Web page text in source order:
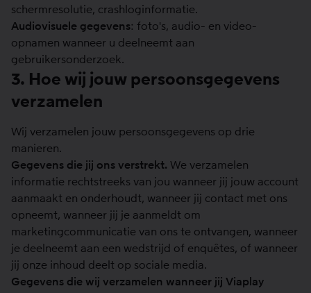
schermresolutie, crashloginformatie.
Audiovisuele gegevens: foto's, audio- en video-
opnamen wanneer u deelneemt aan
gebruikersonderzoek.
3. Hoe wij jouw persoonsgegevens
verzamelen
Wij verzamelen jouw persoonsgegevens op drie
manieren.
Gegevens die jij ons verstrekt. We verzamelen
informatie rechtstreeks van jou wanneer jij jouw account
aanmaakt en onderhoudt, wanneer jij contact met ons
opneemt, wanneer jij je aanmeldt om
marketingcommunicatie van ons te ontvangen, wanneer
je deelneemt aan een wedstrijd of enquêtes, of wanneer
jij onze inhoud deelt op sociale media.
Gegevens die wij verzamelen wanneer jij Viaplay